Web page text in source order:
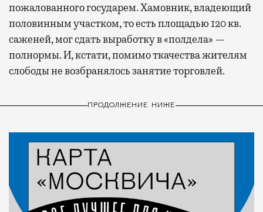
пожалованного государем. Хамовник, владеющий
половинным участком, то есть площадью 120 кв.
саженей, мог сдать выработку в «полдела» —
полнормы. И, кстати, помимо ткачества жителям
слободы не возбранялось занятие торговлей.
ПРОДОЛЖЕНИЕ НИЖЕ